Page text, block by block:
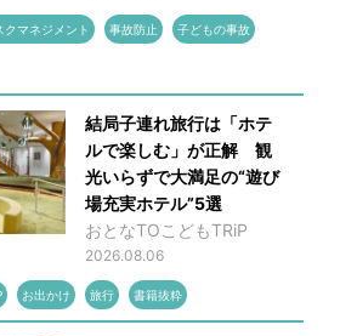
クマネジメント 事故防止 子どもの事故
結局子連れ旅行は「ホテ
ルで楽しむ」が正解 観
光いらずで大満足の“遊び
場充実ホテル”5選
おとなTOこどもTRiP
2026.08.06
お出かけ 旅行 書籍抜粋